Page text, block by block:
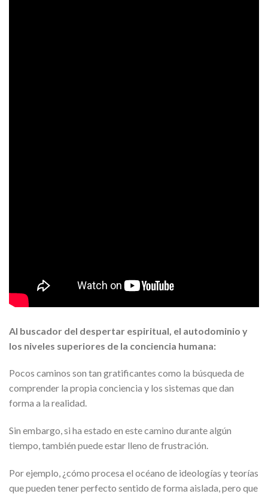
Al buscador del despertar espiritual, el autodominio y
los niveles superiores de la conciencia humana:
Pocos caminos son tan gratificantes como la búsqueda de
comprender la propia conciencia y los sistemas que dan
forma a la realidad.
Sin embargo, si ha estado en este camino durante algún
tiempo, también puede estar lleno de frustración.
Por ejemplo, ¿cómo procesa el océano de ideologías y teorías
que pueden tener perfecto sentido de forma aislada, pero que